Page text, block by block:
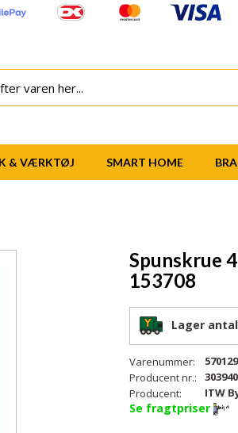
& VÆRKTØJ SMART HOME
Spunskrue
153708
Lager
Varenummer:
Producent nr.:
Producent:
ITW
Se fragtpriser